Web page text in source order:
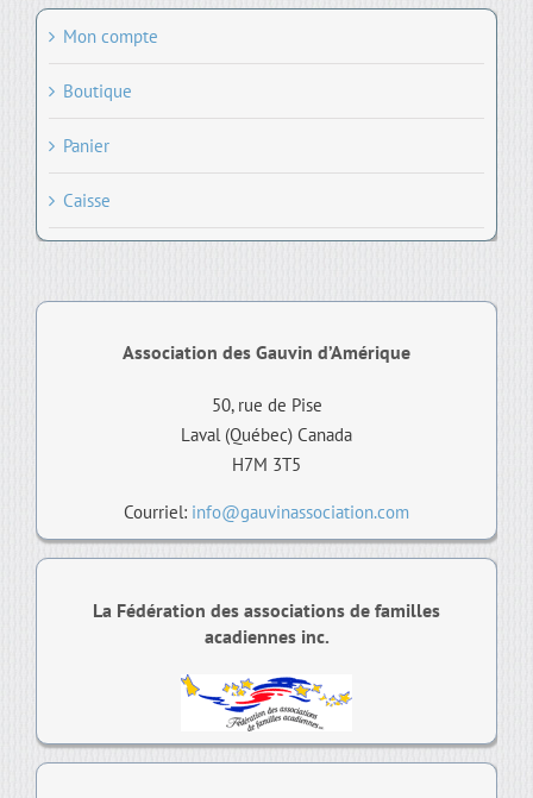
Association des Gauvin d’Amérique
50, rue de Pise
Laval (Québec) Canada
H7M 3T5
Courriel: info@gauvinassociation.com
La Fédération des associations de familles
acadiennes inc.
Mon compte
Boutique
Panier
Caisse